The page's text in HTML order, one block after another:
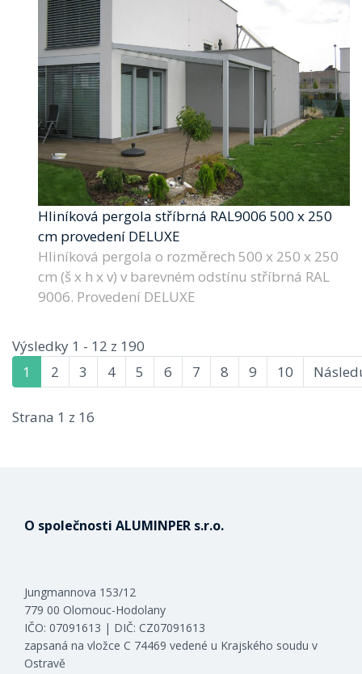
Hliníková pergola stříbrná RAL9006 500 x 250
cm provedení DELUXE
Hliníková pergola o rozměrech 500 x 250 x 250
cm (š x h x v) v barevném odstínu stříbrná RAL
9006. Provedení DELUXE
Výsledky 1 - 12 z 190
1
2 3 4 5 6 7 8 9 10
Strana 1 z 16
O společnosti ALUMINPER s.r.o.
Jungmannova 153/12
779 00 Olomouc-Hodolany
IČO: 07091613 | DIČ: CZ07091613
zapsaná na vložce C 74469 vedené u Krajského soudu v
Ostravě